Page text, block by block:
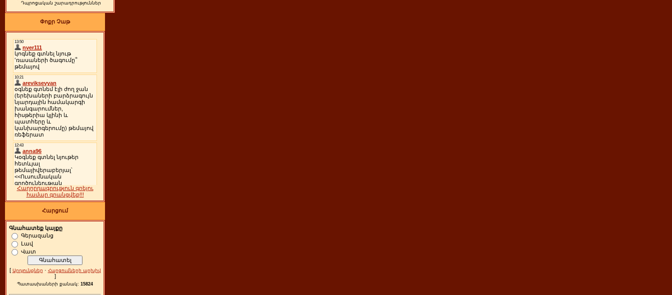
Դպրոցական շարադրություններ
Փոքր Չաթ
Հաղորդագրություն գրելու
համար գրանցվեք!!!
Հարցում
Գնահատեք կայքը
Գերազանց
Լավ
Վատ
[ Արդյունքներ · Հարցումների արխիվ
]
Պատասխաների քանակ: 15824